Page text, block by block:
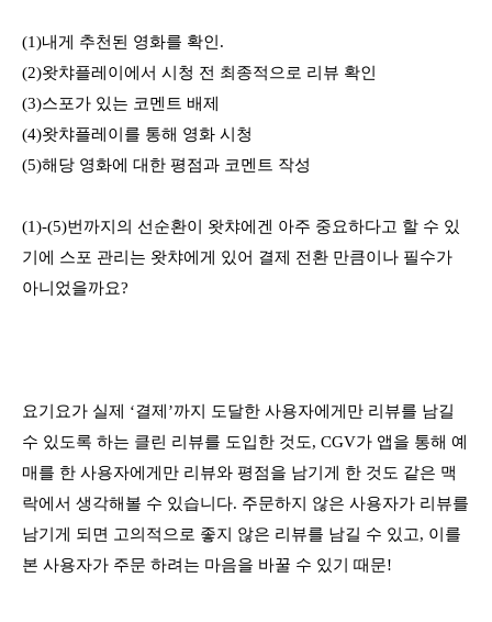
(1)내게 추천된 영화를 확인.
(2)왓챠플레이에서 시청 전 최종적으로 리뷰 확인
(3)스포가 있는 코멘트 배제
(4)왓챠플레이를 통해 영화 시청
(5)해당 영화에 대한 평점과 코멘트 작성
(1)-(5)번까지의 선순환이 왓챠에겐 아주 중요하다고 할 수 있
기에 스포 관리는 왓챠에게 있어 결제 전환 만큼이나 필수가
아니었을까요?
요기요가 실제 ‘결제’까지 도달한 사용자에게만 리뷰를 남길
수 있도록 하는 클린 리뷰를 도입한 것도, CGV가 앱을 통해 예
매를 한 사용자에게만 리뷰와 평점을 남기게 한 것도 같은 맥
락에서 생각해볼 수 있습니다. 주문하지 않은 사용자가 리뷰를
남기게 되면 고의적으로 좋지 않은 리뷰를 남길 수 있고, 이를
본 사용자가 주문 하려는 마음을 바꿀 수 있기 때문!